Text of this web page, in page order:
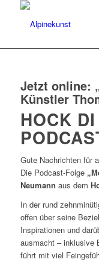
Jetzt online:
Künstler
HOCK
Gute Nachrichten für
Die Podcast-Folge
Neumann aus dem
In der rund
offen über seine
Inspirationen und
ausmacht – inklusive
führt mit viel